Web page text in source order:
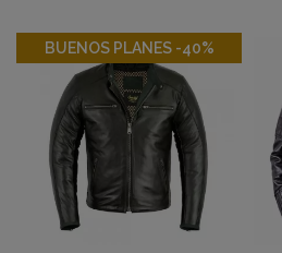
BUENOS PLANES -40%
-40%